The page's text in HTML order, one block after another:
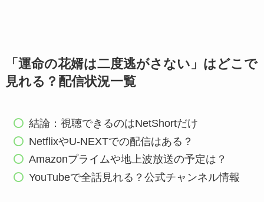
「運命の花婿は二度逃がさない」はどこで
見れる？配信状況一覧
結論：視聴できるのはNetShortだけ
NetflixやU-NEXTでの配信はある？
Amazonプライムや地上波放送の予定は？
YouTubeで全話見れる？公式チャンネル情報